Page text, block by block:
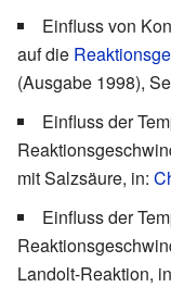
Einfluss von
auf die
(Ausgabe 1998),
Einfluss der
mit Salzsäure, in:
Einfluss der
Landolt-Reaktion,